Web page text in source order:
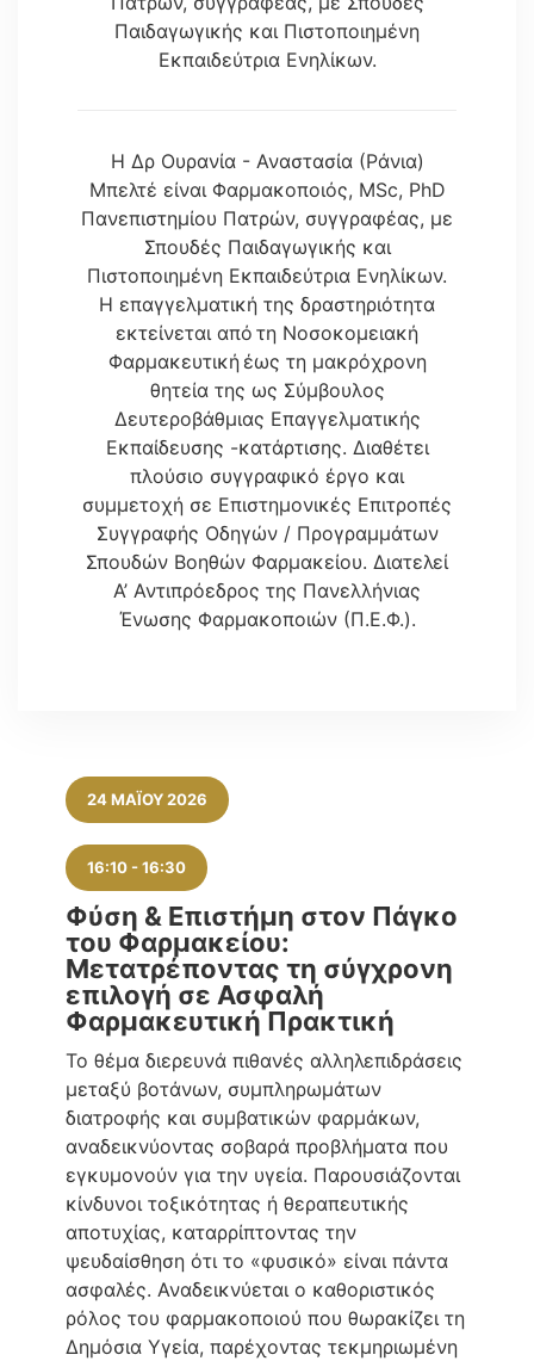
Παιδαγωγικής και Πιστοποιημένη
Εκπαιδεύτρια Ενηλίκων.
Η Δρ Ουρανία - Αναστασία (Ράνια)
Μπελτέ είναι Φαρμακοποιός, MSc, PhD
Πανεπιστημίου Πατρών, συγγραφέας, με
Σπουδές Παιδαγωγικής και
Πιστοποιημένη Εκπαιδεύτρια Ενηλίκων.
Η επαγγελματική της δραστηριότητα
εκτείνεται από τη Νοσοκομειακή
Φαρμακευτική έως τη μακρόχρονη
θητεία της ως Σύμβουλος
Δευτεροβάθμιας Επαγγελματικής
Εκπαίδευσης -κατάρτισης. Διαθέτει
πλούσιο συγγραφικό έργο και
συμμετοχή σε Επιστημονικές Επιτροπές
Συγγραφής Οδηγών / Προγραμμάτων
Σπουδών Βοηθών Φαρμακείου. Διατελεί
Α’ Αντιπρόεδρος της Πανελλήνιας
Ένωσης Φαρμακοποιών (Π.Ε.Φ.).
24 ΜΑΪ́ΟΥ 2026
16:10 -16:30
Φύση & Επιστήμη στον Πάγκο
του Φαρμακείου:
Μετατρέποντας τη σύγχρονη
επιλογή σε Ασφαλή
Φαρμακευτική Πρακτική
Το θέμα διερευνά πιθανές αλληλεπιδράσεις
μεταξύ βοτάνων, συμπληρωμάτων
διατροφής και συμβατικών φαρμάκων,
αναδεικνύοντας σοβαρά προβλήματα που
εγκυμονούν για την υγεία. Παρουσιάζονται
κίνδυνοι τοξικότητας ή θεραπευτικής
αποτυχίας, καταρρίπτοντας την
ψευδαίσθηση ότι το «φυσικό» είναι πάντα
ασφαλές. Αναδεικνύεται ο καθοριστικός
ρόλος του φαρμακοποιού που θωρακίζει τη
Δημόσια Υγεία, παρέχοντας τεκμηριωμένη